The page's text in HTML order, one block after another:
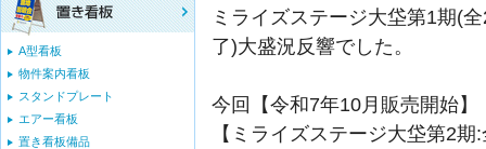
ミライズステージ大垈第1期(
了)大盛況反響でした。
今回【令和7年10月販売開始】
【ミライズステージ大垈第2期
A型看板
物件案内看板
スタンドプレート
エアー看板
置き看板備品